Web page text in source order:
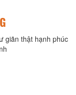
giãn thật hạnh phúc